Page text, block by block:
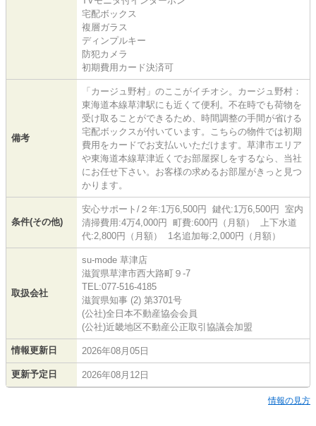
宅配ボックス
複層ガラス
ディンプルキー
防犯カメラ
初期費用カード決済可
備考
「カージュ野村」のここがイチオシ。カージュ野村：
東海道本線草津駅にも近くて便利。不在時でも荷物を
受け取ることができるため、時間調整の手間が省ける
宅配ボックスが付いています。こちらの物件では初期
費用をカードでお支払いいただけます。草津市エリア
や東海道本線草津近くでお部屋探しをするなら、当社
にお任せ下さい。お客様の求めるお部屋がきっと見つ
かります。
条件(その他)
安心サポート/２年:1万6,500円 鍵代:1万6,500円 室内
清掃費用:4万4,000円 町費:600円（月額） 上下水道
代:2,800円（月額） 1名追加毎:2,000円（月額）
取扱会社
su-mode 草津店
滋賀県草津市西大路町９-7
TEL:077-516-4185
滋賀県知事 (2) 第3701号
(公社)全日本不動産協会会員
(公社)近畿地区不動産公正取引協議会加盟
情報更新日 2026年08月05日
更新予定日 2026年08月12日
情報の見方